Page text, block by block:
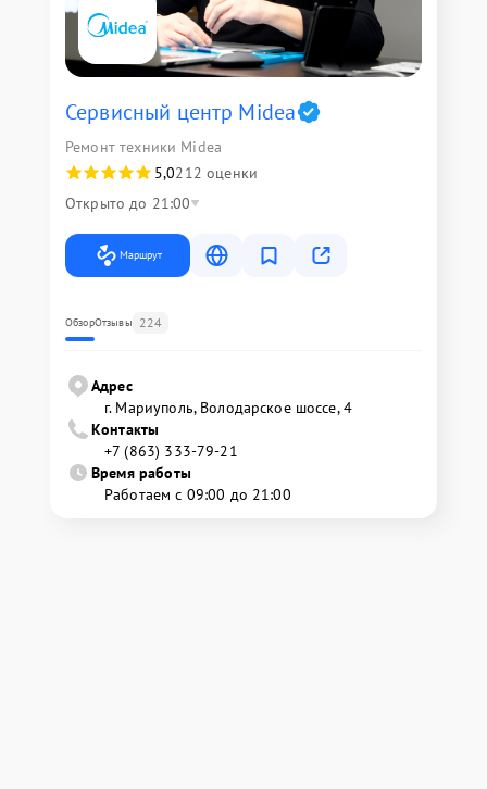
Сервисный центр Midea
Ремонт техники Midea
5,0212 оценки
Открыто до 21:00
Маршрут
ОбзорОтзывы 224
Адрес
г. Мариуполь, Володарское шоссе, 4
Контакты
+7 (863) 333-79-21
Время работы
Работаем с 09:00 до 21:00